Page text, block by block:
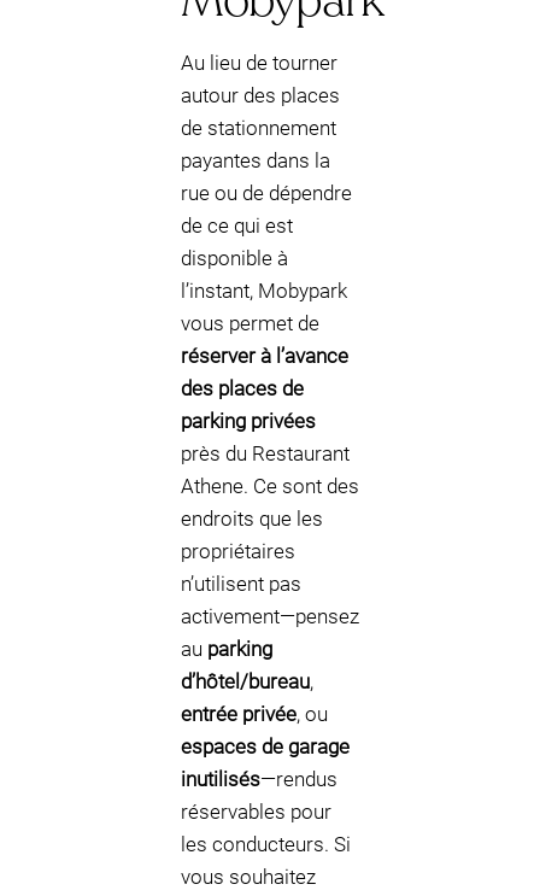
Au lieu de tourner
autour des places
de stationnement
payantes dans la
rue ou de dépendre
de ce qui est
disponible à
l’instant, Mobypark
vous permet de
réserver à l’avance
des places de
parking privées
près du Restaurant
Athene. Ce sont des
endroits que les
propriétaires
n’utilisent pas
activement—pensez
au parking
d’hôtel/bureau,
entrée privée, ou
espaces de garage
inutilisés—rendus
réservables pour
les conducteurs. Si
vous souhaitez